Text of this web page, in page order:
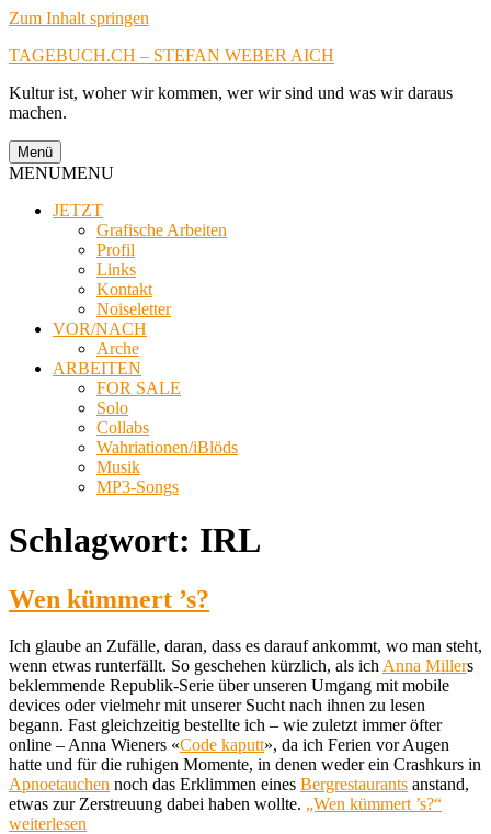
Zum Inhalt springen
TAGEBUCH.CH – STEFAN WEBER AICH
Kultur ist, woher wir kommen, wer wir sind und was wir daraus
machen.
Menü
MENUMENU
JETZT
Grafische Arbeiten
Profil
Links
Kontakt
Noiseletter
VOR/NACH
Arche
ARBEITEN
FOR SALE
Solo
Collabs
Wahriationen/iBlöds
Musik
MP3-Songs
Schlagwort: IRL
Wen kümmert ’s?
Ich glaube an Zufälle, daran, dass es darauf ankommt, wo man steht,
wenn etwas runterfällt. So geschehen kürzlich, als ich Anna Millers
beklemmende Republik-Serie über unseren Umgang mit mobile
devices oder vielmehr mit unserer Sucht nach ihnen zu lesen
begann. Fast gleichzeitig bestellte ich – wie zuletzt immer öfter
online – Anna Wieners «Code kaputt», da ich Ferien vor Augen
hatte und für die ruhigen Momente, in denen weder ein Crashkurs in
Apnoetauchen noch das Erklimmen eines Bergrestaurants anstand,
etwas zur Zerstreuung dabei haben wollte. „Wen kümmert ’s?“
weiterlesen